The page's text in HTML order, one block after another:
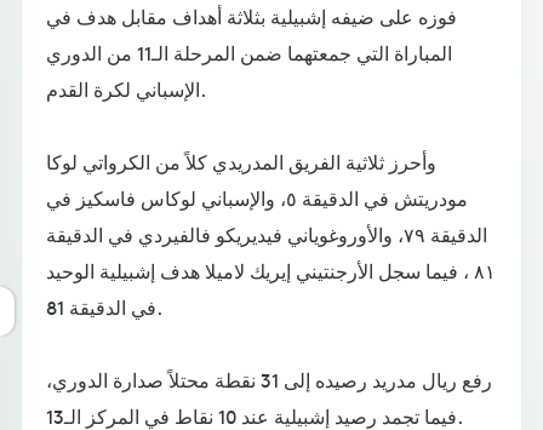
فوزه على ضيفه إشبيلية بثلاثة أهداف مقابل هدف في
المباراة التي جمعتهما ضمن المرحلة الـ11 من الدوري
الإسباني لكرة القدم.
وأحرز ثلاثية الفريق المدريدي كلاً من الكرواتي لوكا
مودريتش في الدقيقة ٥، والإسباني لوكاس فاسكيز في
الدقيقة ٧٩، والأوروغوياني فيديريكو فالفيردي في الدقيقة
٨١ ، فيما سجل الأرجنتيني إيريك لاميلا هدف إشبيلية الوحيد
في الدقيقة 81.
رفع ريال مدريد رصيده إلى 31 نقطة محتلاً صدارة الدوري،
فيما تجمد رصيد إشبيلية عند 10 نقاط في المركز الـ13.